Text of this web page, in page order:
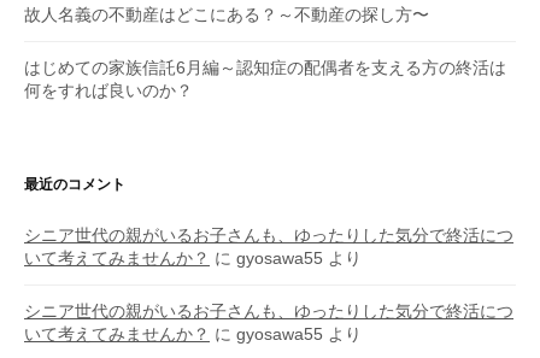
故人名義の不動産はどこにある？～不動産の探し方〜
はじめての家族信託6月編～認知症の配偶者を支える方の終活は
何をすれば良いのか？
最近のコメント
シニア世代の親がいるお子さんも、ゆったりした気分で終活につ
いて考えてみませんか？ に gyosawa55 より
シニア世代の親がいるお子さんも、ゆったりした気分で終活につ
いて考えてみませんか？ に gyosawa55 より